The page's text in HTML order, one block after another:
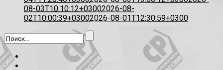
08-03T10:10:12+03002026-08-
02T10:00:39+03002026-08-01T12:30:59+0300